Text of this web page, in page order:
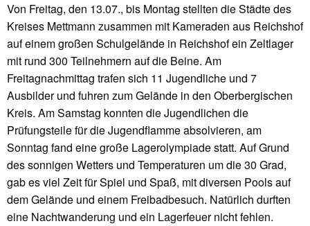
Von Freitag, den 13.07., bis Montag stellten die Städte des
Kreises Mettmann zusammen mit Kameraden aus Reichshof
auf einem großen Schulgelände in Reichshof ein Zeltlager
mit rund 300 Teilnehmern auf die Beine. Am
Freitagnachmittag trafen sich 11 Jugendliche und 7
Ausbilder und fuhren zum Gelände in den Oberbergischen
Kreis. Am Samstag konnten die Jugendlichen die
Prüfungsteile für die Jugendflamme absolvieren, am
Sonntag fand eine große Lagerolympiade statt. Auf Grund
des sonnigen Wetters und Temperaturen um die 30 Grad,
gab es viel Zeit für Spiel und Spaß, mit diversen Pools auf
dem Gelände und einem Freibadbesuch. Natürlich durften
eine Nachtwanderung und ein Lagerfeuer nicht fehlen.